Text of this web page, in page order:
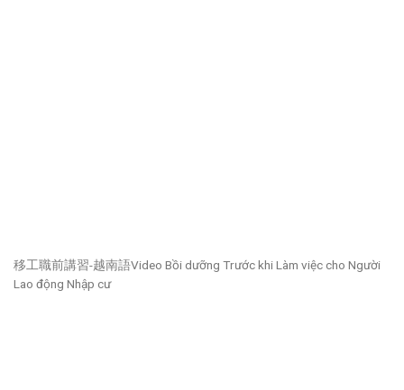
移工職前講習-越南語Video Bồi dưỡng Trước khi Làm việc cho Người
Lao động Nhập cư